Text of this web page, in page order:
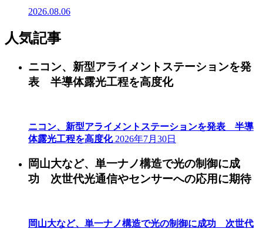
2026.08.06
人気記事
ニコン、新型アライメントステーションを発
表 半導体露光工程を高度化
ニコン、新型アライメントステーションを発表 半導
体露光工程を高度化 2026年7月30日
岡山大など、単一ナノ構造で光の制御に成
功 次世代光通信やセンサーへの応用に期待
岡山大など、単一ナノ構造で光の制御に成功 次世代